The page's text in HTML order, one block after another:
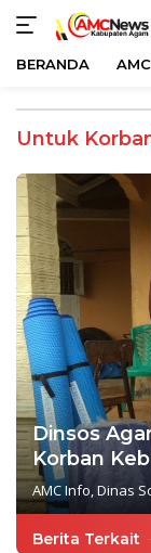
konten
BERANDA
Untuk
Dinsos
Korban
AMC Info Dinas
Berita Terkait